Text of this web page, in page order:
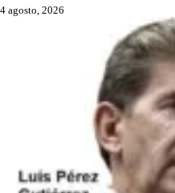
4 agosto, 2026